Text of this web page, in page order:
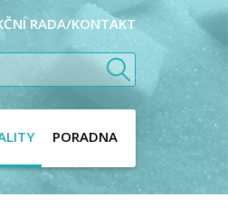
RADA/KONTAKT
PORADNA